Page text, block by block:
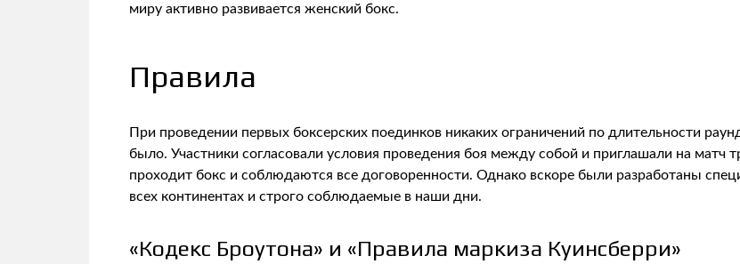
миру активно развивается женский бокс.
Правила
При проведении первых боксерских поединков никаких ограничений по длительности
было. Участники согласовали условия проведения боя между собой и приглашали на матч
проходит бокс и соблюдаются все договоренности. Однако вскоре были разработаны
всех континентах и строго соблюдаемые в наши дни.
«Кодекс Броутона» и «Правила маркиза Куинсберри»